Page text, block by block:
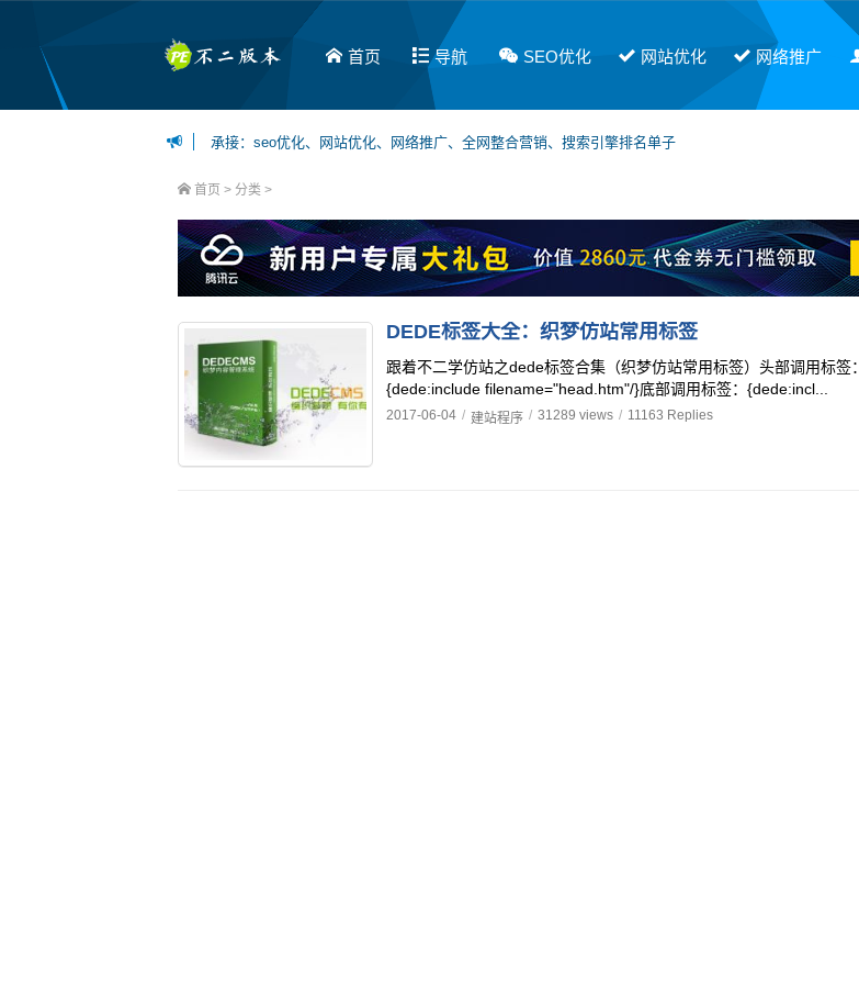
首页 导航 SEO优化 网站优化 网络推广
承接：seo优化、网站优化、网络推广、全网整合营销、搜索引擎排名单子
首页 > 分类 >
DEDE标签大全：织梦仿站常用标签
跟着不二学仿站之dede标签合集（织梦仿站常用标签）头部调用标签：
{dede:include filename="head.htm"/}底部调用标签：{dede:incl...
2017-06-04 / 建站程序 / 31289 views / 11163 Replies